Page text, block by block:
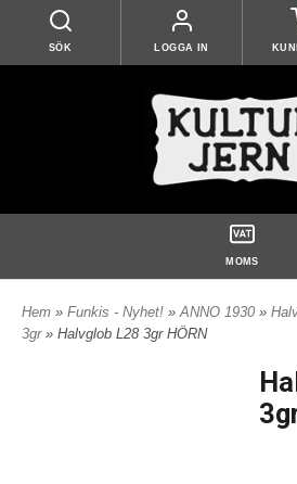
SÖK LOGGA IN
MOMS
Hem » Funkis - Nyhet! »ANNO 1930 »
3gr » Halvglob L28 3gr HÖRN